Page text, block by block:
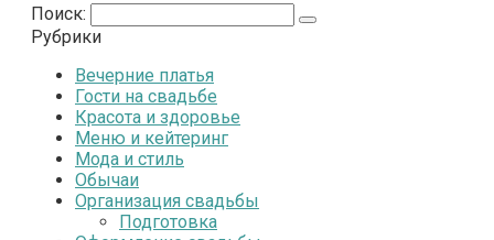
Поиск:
Рубрики
Вечерние платья
Гости на свадьбе
Красота и здоровье
Меню и кейтеринг
Мода и стиль
Обычаи
Организация свадьбы
Подготовка